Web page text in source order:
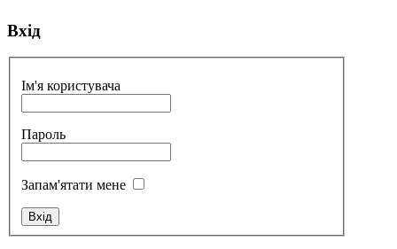
Стамбул 2010
Вхід
Ім'я користувача
Пароль
Запам'ятати мене